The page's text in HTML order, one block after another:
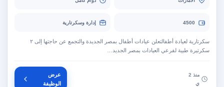
4500 إدارة وسكرتارية
سكرتارية لعيادة أطفالتعلن عيادات أطفال بمصر الجديدة والتجمع عن حاجتها إلى ٢
سكرتيرة طبية لفرعي العيادات بمصر الجديد…
منذ 2
ي
عرض
الوظيفة